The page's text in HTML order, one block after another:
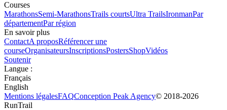
Courses
MarathonsSemi-MarathonsTrails courtsUltra TrailsIronmanPar
départementPar région
En savoir plus
ContactA proposRéférencer une
courseOrganisateursInscriptionsPostersShopVidéos
Soutenir
Langue :
Français
English
Mentions légalesFAQConception Peak Agency© 2018-2026
RunTrail